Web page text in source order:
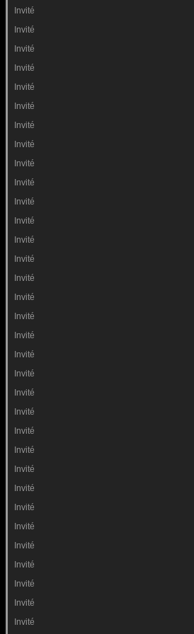
Invité
Invité
Invité
Invité
Invité
Invité
Invité
Invité
Invité
Invité
Invité
Invité
Invité
Invité
Invité
Invité
Invité
Invité
Invité
Invité
Invité
Invité
Invité
Invité
Invité
Invité
Invité
Invité
Invité
Invité
Invité
Invité
Invité